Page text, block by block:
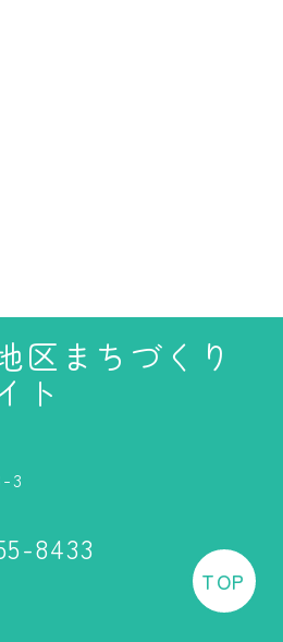
区まちづくり
ト
3
8433
TOP